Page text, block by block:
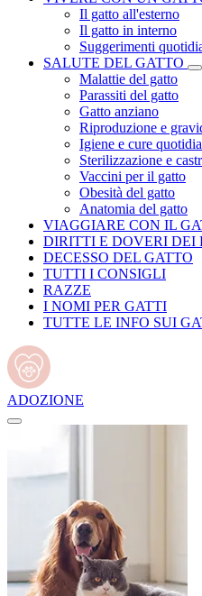
Il gatto all'esterno
Il gatto in interno
Suggerimenti
SALUTE DEL GATTO
Malattie del gatto
Parassiti del gatto
Gatto anziano
Riproduzione e
Igiene e cure
Sterilizzazione e
Vaccini per il gatto
Obesità del gatto
Anatomia del gatto
VIAGGIARE CON IL
DIRITTI E DOVERI DEI
DECESSO DEL GATTO
TUTTI I CONSIGLI
RAZZE
I NOMI PER GATTI
TUTTE LE INFO SUI
ADOZIONE